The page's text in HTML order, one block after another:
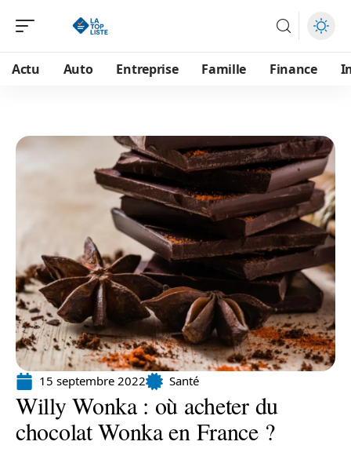
Actu Auto Entreprise Famille Finance
15 septembre 2022 Santé
Willy Wonka : où acheter du
chocolat Wonka en France ?